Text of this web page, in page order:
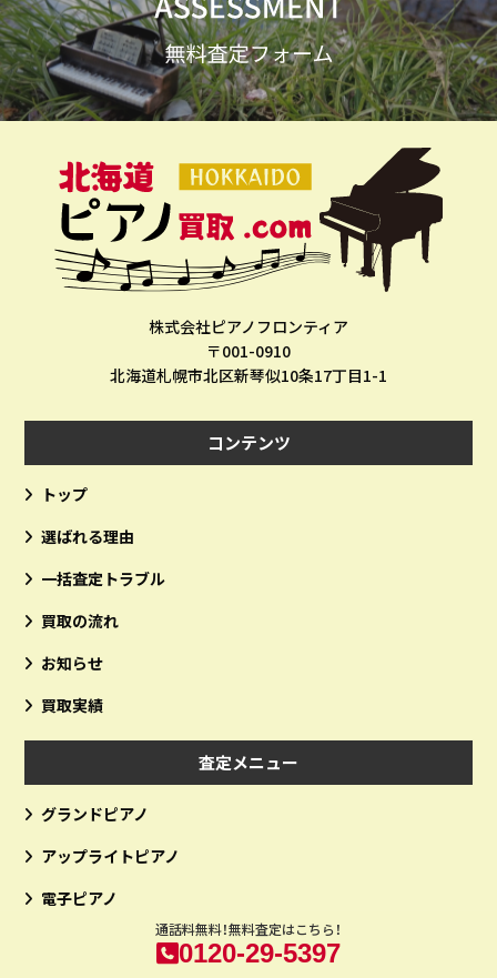
株式会社ピアノフロンティア
〒001-0910
北海道札幌市北区新琴似10条17丁目1-1
コンテンツ
トップ
選ばれる理由
一括査定トラブル
買取の流れ
お知らせ
買取実績
査定メニュー
グランドピアノ
アップライトピアノ
電子ピアノ
通話料無料！無料査定はこちら！
0120-29-5397